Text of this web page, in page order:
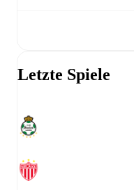
Letzte Spiele